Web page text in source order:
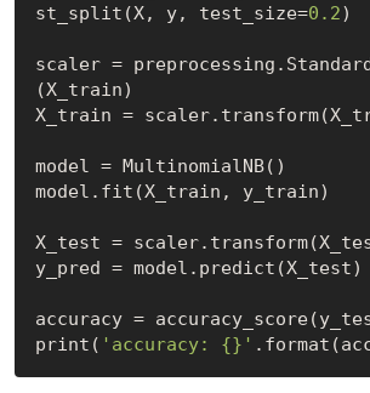
st_split(X, y, test_size=0.2)
scaler =
(X_train)
X_train =
model = MultinomialNB()
model.fit(X_train, y_train)
X_test =
y_pred = model.predict(X_test)
accuracy =
print( 'accuracy: {}'